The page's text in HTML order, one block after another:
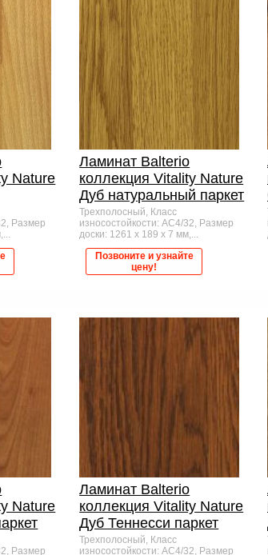
Nature
Размер
Ламинат Balterio
коллекция Vitality Nature
Дуб натуральный паркет
Трехполосный, Класс
износостойкости: AC4/32, Размер
доски: 1261 x 189 x 7 мм,...
Позвоните и узнайте
цену!
Nature
Размер
Ламинат Balterio
коллекция Vitality Nature
Дуб Теннесси паркет
Трехполосный, Класс
износостойкости: AC4/32, Размер